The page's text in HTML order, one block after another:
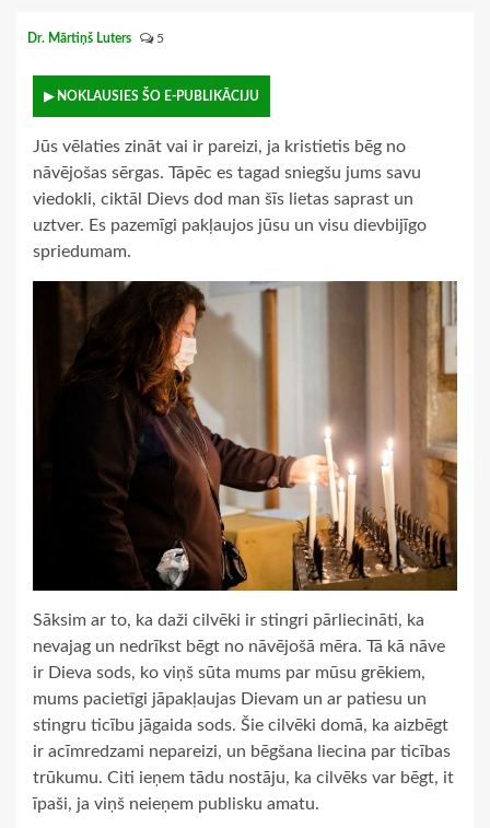
Dr. Mārtiņš Luters 5
▶ NOKLAUSIES ŠO E-PUBLIKĀCIJU
Jūs vēlaties zināt vai ir pareizi, ja kristietis bēg no
nāvējošas sērgas. Tāpēc es tagad sniegšu jums savu
viedokli, ciktāl Dievs dod man šīs lietas saprast un
uztver. Es pazemīgi pakļaujos jūsu un visu dievbijīgo
spriedumam.
Sāksim ar to, ka daži cilvēki ir stingri pārliecināti, ka
nevajag un nedrīkst bēgt no nāvējošā mēra. Tā kā nāve
ir Dieva sods, ko viņš sūta mums par mūsu grēkiem,
mums pacietīgi jāpakļaujas Dievam un ar patiesu un
stingru ticību jāgaida sods. Šie cilvēki domā, ka aizbēgt
ir acīmredzami nepareizi, un bēgšana liecina par ticības
trūkumu. Citi ieņem tādu nostāju, ka cilvēks var bēgt, it
īpaši, ja viņš neieņem publisku amatu.